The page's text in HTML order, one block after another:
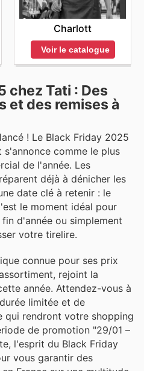
Charlott
Voir le catalogue
chez Tati : Des
et des remises à
! Le Black Friday 2025
comme le plus
de l'année. Les
déjà à dénicher les
date clé à retenir : le
le moment idéal pour
d'année ou simplement
votre tirelire.
connue pour ses prix
rejoint la
année. Attendez-vous à
limitée et de
qui rendront votre shopping
de promotion "29/01 –
l'esprit du Black Friday
vous garantir des